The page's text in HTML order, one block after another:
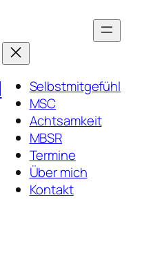
Selbstmitgefühl
MSC
Achtsamkeit
MBSR
Termine
Über mich
Kontakt